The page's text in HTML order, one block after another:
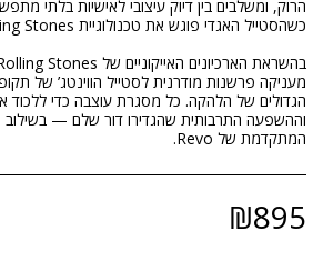
מעניקה פרשנות מודרנית לסטייל הווינטג’ של
הגדולים של הלהקה. כל מסגרת עוצבה כדי ללכוד
וההשפעה התרבותית שהגדירו דור שלם — בשילוב
המתקדמת של Revo.
₪895